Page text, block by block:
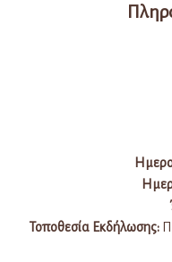
Τοποθεσία Εκδήλωσης: